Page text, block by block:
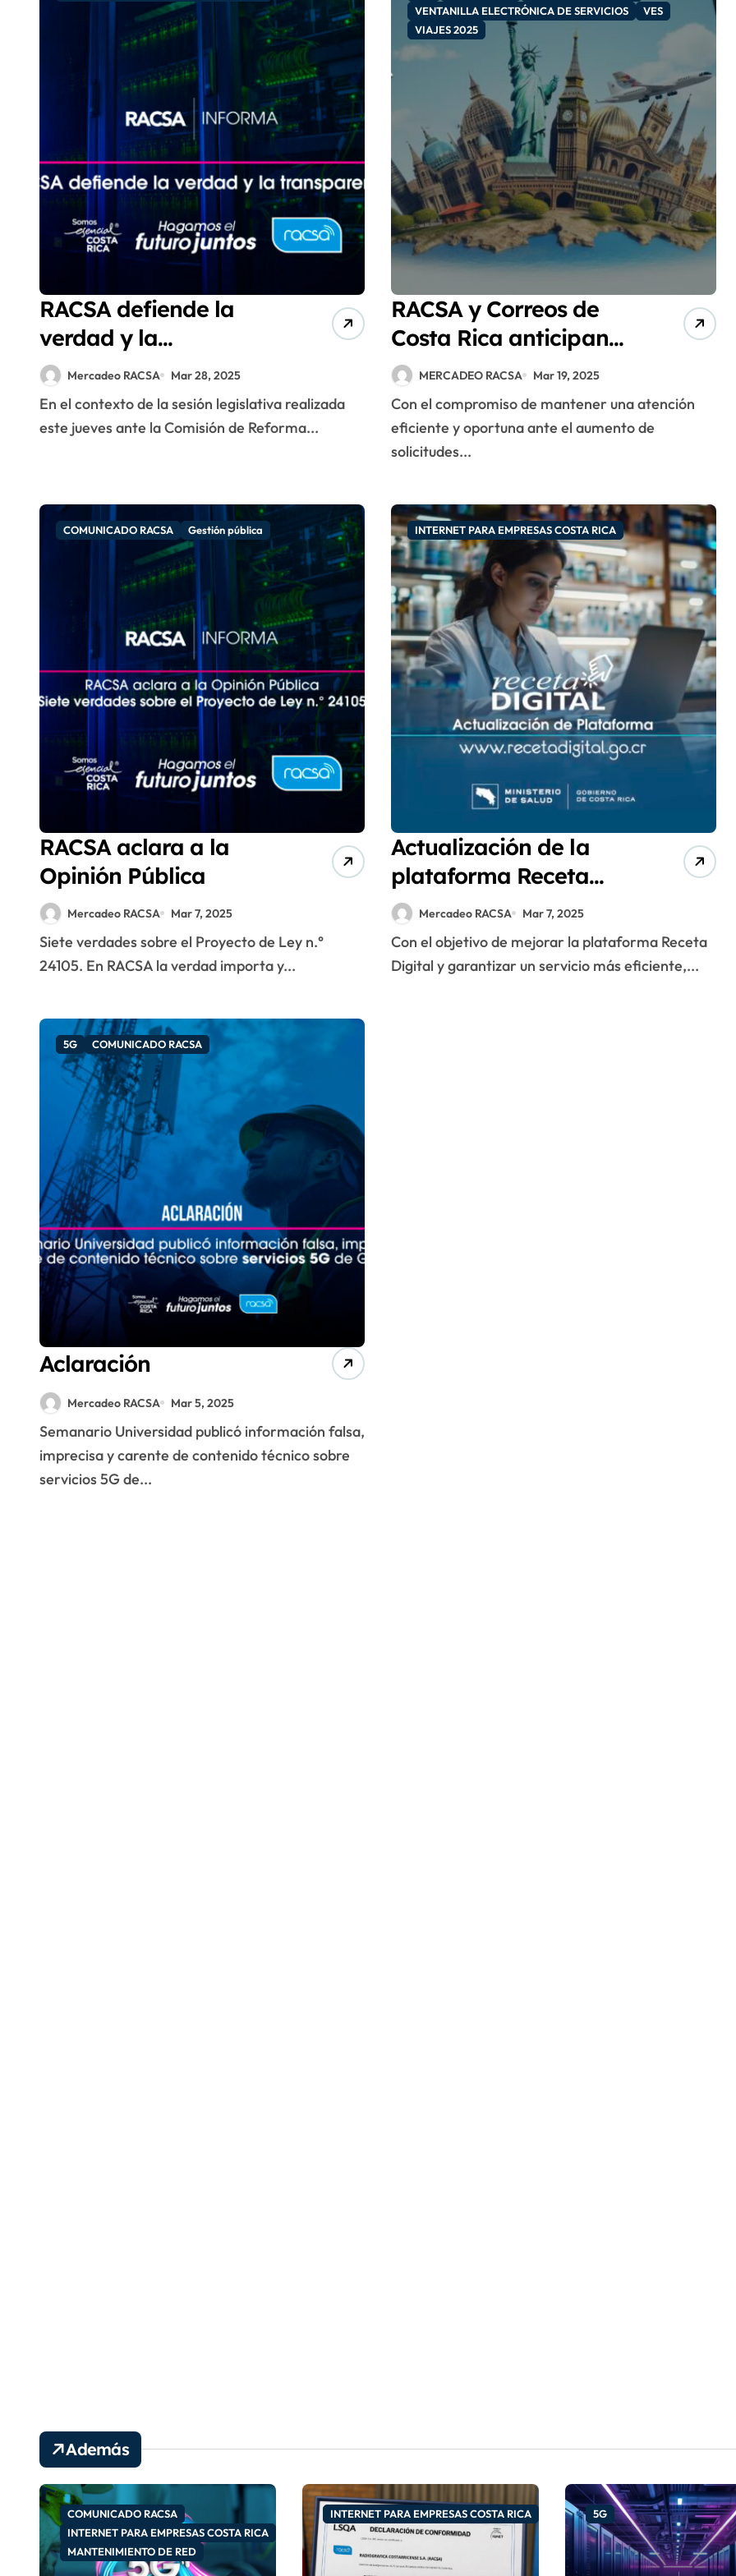
RACSA defiende la
verdad y la
transparencia
Mercadeo RACSA Mar 28, 2025
En el contexto de la sesión legislativa realizada
este jueves ante la Comisión de Reforma...
VENTANILLA ELECTRÓNICA DE SERVICIOS
VES
VIAJES 2025
RACSA y Correos de
Costa Rica anticipan
demanda de Semana
Santa habilitando citas
en sitios VES
MERCADEO RACSA Mar 19, 2025
Con el compromiso de mantener una atención
eficiente y oportuna ante el aumento de
solicitudes...
COMUNICADO RACSA Gestión pública
RACSA aclara a la
Opinión Pública
Mercadeo RACSA Mar 7, 2025
Siete verdades sobre el Proyecto de Ley n.°
24105. En RACSA la verdad importa y...
INTERNET PARA EMPRESAS COSTA RICA
Actualización de la
plataforma Receta
Digital
Mercadeo RACSA Mar 7, 2025
Con el objetivo de mejorar la plataforma Receta
Digital y garantizar un servicio más eficiente,...
5G COMUNICADO RACSA
Aclaración
Mercadeo RACSA Mar 5, 2025
Semanario Universidad publicó información falsa,
imprecisa y carente de contenido técnico sobre
servicios 5G de...
Además
COMUNICADO RACSA
INTERNET PARA EMPRESAS COSTA RICA
MANTENIMIENTO DE RED
INTERNET PARA EMPRESAS COSTA RICA 5G